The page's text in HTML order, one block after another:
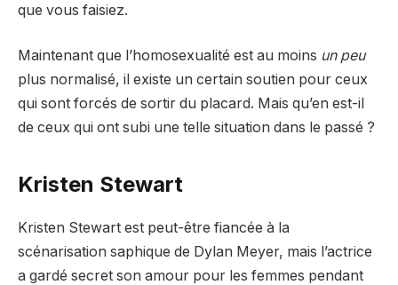
que vous faisiez.
Maintenant que l’homosexualité est au moins un peu
plus normalisé, il existe un certain soutien pour ceux
qui sont forcés de sortir du placard. Mais qu’en est-il
de ceux qui ont subi une telle situation dans le passé ?
Kristen Stewart
Kristen Stewart est peut-être fiancée à la
scénarisation saphique de Dylan Meyer, mais l’actrice
a gardé secret son amour pour les femmes pendant